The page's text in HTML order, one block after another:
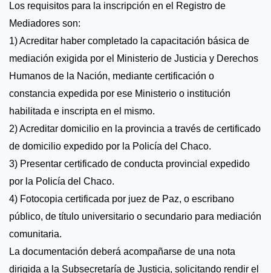
Los requisitos para la inscripción en el Registro de
Mediadores son:
1) Acreditar haber completado la capacitación básica de
mediación exigida por el Ministerio de Justicia y Derechos
Humanos de la Nación, mediante certificación o
constancia expedida por ese Ministerio o institución
habilitada e inscripta en el mismo.
2) Acreditar domicilio en la provincia a través de certificado
de domicilio expedido por la Policía del Chaco.
3) Presentar certificado de conducta provincial expedido
por la Policía del Chaco.
4) Fotocopia certificada por juez de Paz, o escribano
público, de título universitario o secundario para mediación
comunitaria.
La documentación deberá acompañarse de una nota
dirigida a la Subsecretaría de Justicia, solicitando rendir el